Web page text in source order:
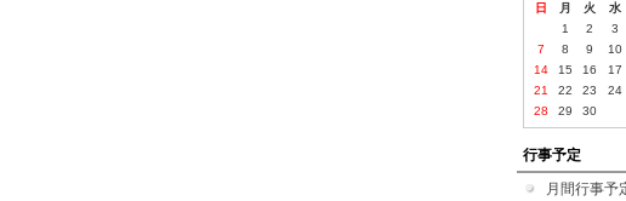
日 月 火 水
1
2 3
7
8 9 10
14
15 16 17
21
22 23 24
28
29 30
行事予定
月間行事予